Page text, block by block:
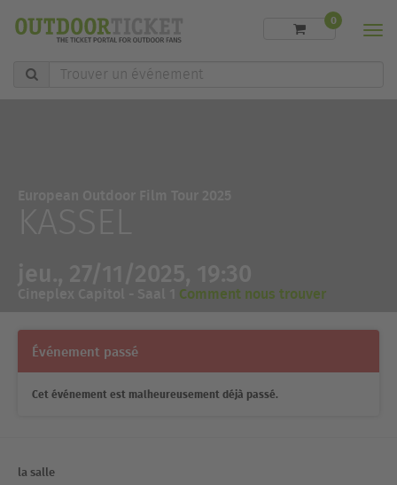
Trouver
0
Comment nous trouver
Événement passé
Cet événement est malheureusement déjà passé.
la salle